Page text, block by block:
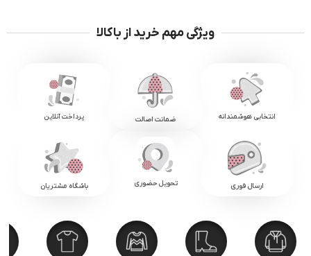
ویژگی مهم خرید از باکالا
انتخابی هوشمندانه ضمانت اصالت پرداخت آنلاین
ارسال فوری تحویل حضوری باشگاه مشتریان